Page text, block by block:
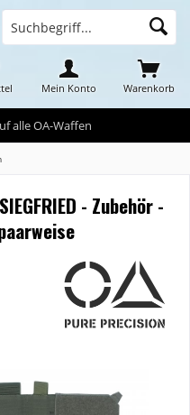
alle OA-Waffen
Warenkorb
Mein Konto
- Zubehör -